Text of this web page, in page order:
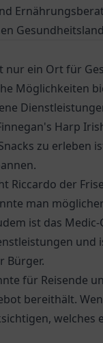
ein Ort für
Möglichkeiten
Harp
zu erleben
Riccardo der
man
ist das Medic-
Bürger.
für Reisende
bereithält.
welches